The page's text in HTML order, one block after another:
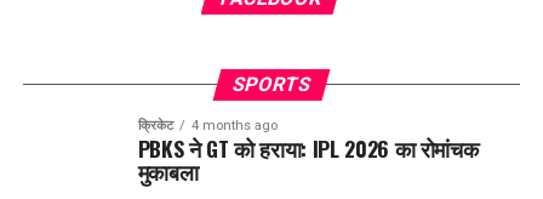
SPORTS
क्रिकेट 4 months ago
PBKS ने GT को हराया: IPL 2026 का रोमांचक
मुकाबला